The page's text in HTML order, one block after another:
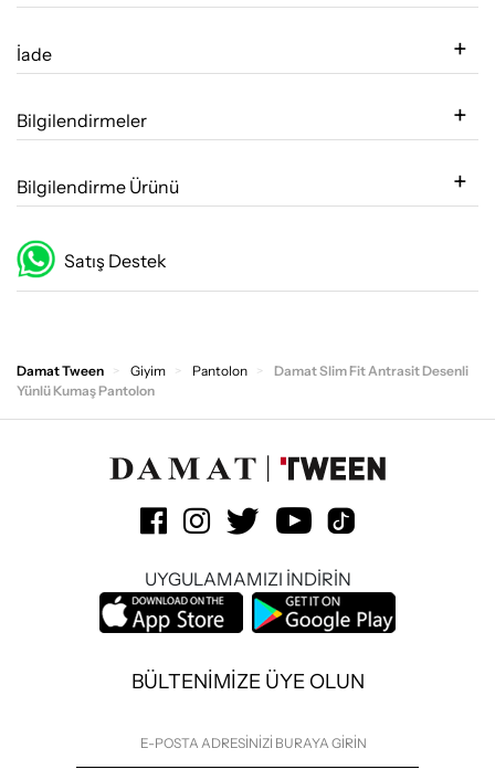
İade
Bilgilendirmeler
Bilgilendirme Ürünü
Satış Destek
Damat Tween Giyim Pantolon
Damat Slim Fit Antrasit Desenli
Yünlü Kumaş Pantolon
UYGULAMAMIZI İNDİRİN
BÜLTENİMİZE ÜYE OLUN